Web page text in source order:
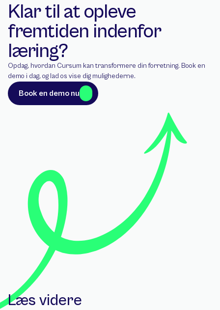
Klar til at opleve
fremtiden indenfor
læring?
Opdag, hvordan Cursum kan transformere din forretning. Book en
demo i dag, og lad os vise dig mulighederne.
Book en demo nu
Book en demo nu
Læs videre